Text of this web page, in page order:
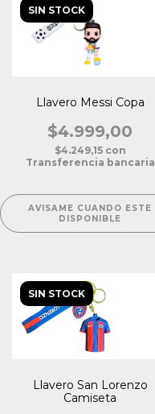
SIN STOCK
Llavero Messi Copa
$4.999,00
$4.249,15 con
Transferencia bancaria
AVISAME CUANDO ESTE
DISPONIBLE
SIN STOCK
Llavero San Lorenzo
Camiseta